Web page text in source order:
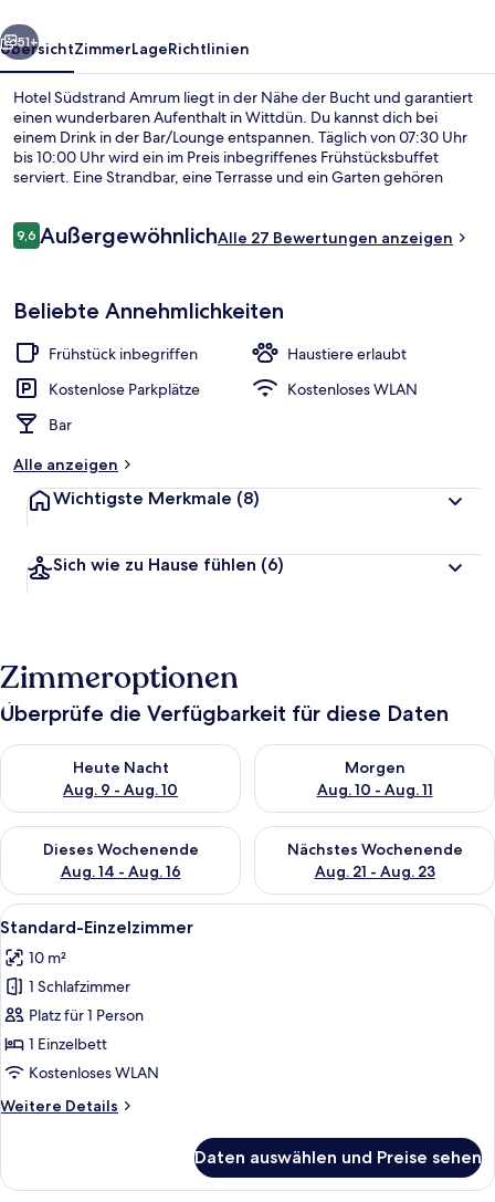
Weiter
51+
ÜbersichtZimmerLageRichtlinien
Hotel Südstrand Amrum liegt in der Nähe der Bucht und garantiert
einen wunderbaren Aufenthalt in Wittdün. Du kannst dich bei
einem Drink in der Bar/Lounge entspannen. Täglich von 07:30 Uhr
bis 10:00 Uhr wird ein im Preis inbegriffenes Frühstücksbuffet
serviert. Eine Strandbar, eine Terrasse und ein Garten gehören
Bewertungen
9,69,6 von 10.
AußergewöhnlichAlle 27 Bewertungen anzeigen
Beliebte Annehmlichkeiten
Frühstück inbegriffen
Haustiere erlaubt
Kostenlose Parkplätze
Kostenloses WLAN
Bar
Alle anzeigen
Wichtigste Merkmale (8)
Sich wie zu Hause fühlen (6)
Zimmeroptionen
Überprüfe die Verfügbarkeit für diese Daten
Heute Nacht
Aug. 9 - Aug. 10
Überprüfe die Verfügbarkeit für heute Nacht, Aug. 9 - Aug.
Morgen
Aug. 10 - Aug. 11
Überprüfe die Verfügbarkeit
Dieses Wochenende
Aug. 14 - Aug. 16
Überprüfe die Verfügbarkeit für dieses Wochenende, Aug. 14
Nächstes Wochenende
Aug. 21 - Aug. 23
Überprüfe die Verfügbarkeit
Alle
Fotos
für
Standard-
Einzelzimmer
anzeigen
Ein ordentlich bezogenes Bett mit
4
Standard-Einzelzimmer
10 m²
1 Schlafzimmer
Platz für 1 Person
1 Einzelbett
Kostenloses WLAN
Weitere Details
Weitere
Einzelzimmer
Daten auswählen und Preise sehen